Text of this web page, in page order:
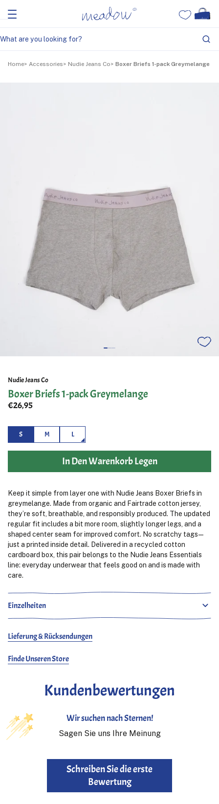
Home Accessories Nudie Jeans Co Boxer Briefs 1-pack Greymelange
Nudie Jeans Co
Boxer Briefs 1-pack Greymelange
€26,95
S M L
In Den Warenkorb Legen
Keep it simple from layer one with Nudie Jeans Boxer Briefs in
greymelange. Made from organic and Fairtrade cotton jersey,
they’re soft, breathable, and responsibly produced. The updated
regular fit includes a bit more room, slightly longer legs, and a
shaped center seam for improved comfort. No scratchy tags—
just a printed inside detail. Delivered in a recycled cotton
cardboard box, this pair belongs to the Nudie Jeans Essentials
line: everyday underwear that feels good on and is made with
care.
Einzelheiten
Lieferung & Rücksendungen
Finde Unseren Store
Kundenbewertungen
Wir suchen nach Sternen!
Sagen Sie uns Ihre Meinung
Schreiben Sie die erste
Bewertung